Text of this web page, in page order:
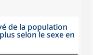
de la population
selon le sexe en